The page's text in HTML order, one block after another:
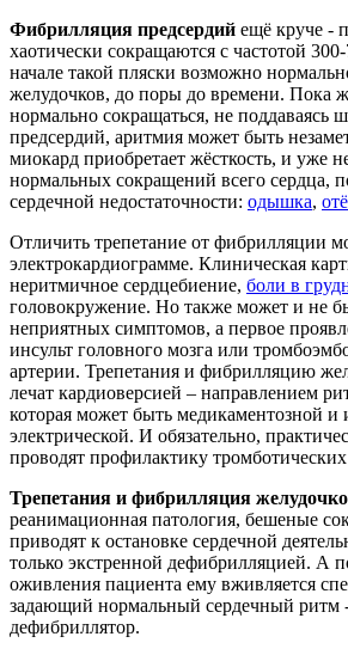
Фибрилляция предсердий ещё круче -
хаотически сокращаются с частотой
начале такой пляски возможно
желудочков, до поры до времени. Пока
нормально сокращаться, не поддаваясь
предсердий, аритмия может быть
миокард приобретает жёсткость, и уже
нормальных сокращений всего сердца,
сердечной недостаточности: одышка,
Отличить трепетание от фибрилляции
электрокардиограмме. Клиническая
неритмичное сердцебиение, боли в
головокружение. Но также может и не
неприятных симптомов, а первое
инсульт головного мозга или
артерии. Трепетания и фибрилляцию
лечат кардиоверсией – направлением
которая может быть медикаментозной и
электрической. И обязательно,
проводят профилактику
Трепетания и фибрилляция
реанимационная патология, бешеные
приводят к остановке сердечной
только экстренной дефибрилляцией. А
оживления пациента ему вживляется
задающий нормальный сердечный ритм
дефибриллятор.